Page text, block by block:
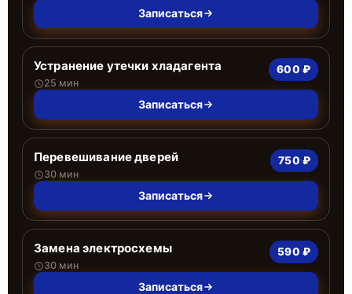
Записаться
Устранение утечки хладагента
25 мин
600 ₽
Записаться
Перевешивание дверей
30 мин
750 ₽
Записаться
Замена электросхемы
30 мин
590 ₽
Записаться